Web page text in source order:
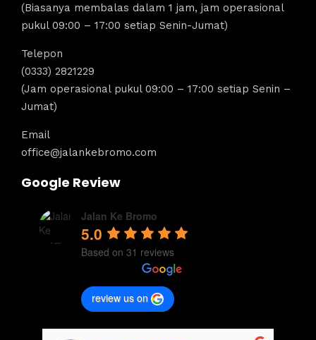
(Biasanya membalas dalam 1 jam, jam operasional
pukul 09:00 – 17:00 setiap Senin-Jumat)
Telepon
(0333) 2821229
(Jam operasional pukul 09:00 – 17:00 setiap Senin –
Jumat)
Email
office@jalankebromo.com
Google Review
Jalan Ke Bromo
5.0
Based on 31 reviews
review us on